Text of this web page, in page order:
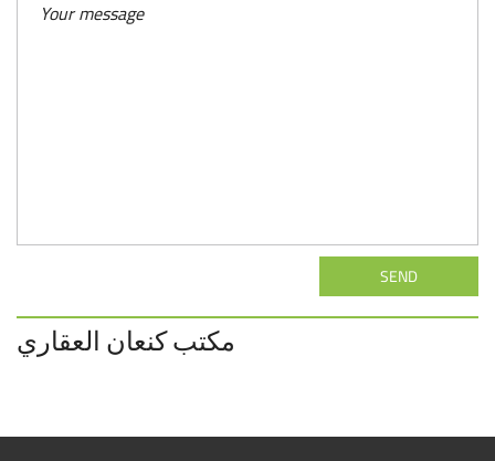
SEND
مكتب كنعان العقاري